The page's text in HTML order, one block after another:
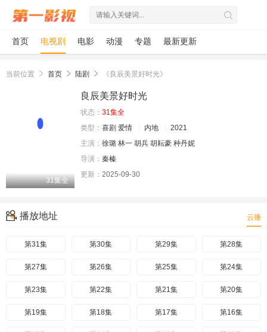
首页 电视剧 电影 动漫 专题 最新更新
当前位置 首页 陆剧 《良辰美景好时光》
31集全
良辰美景好时光
状态： 31集全
类型： 喜剧 爱情 内地
2021
主演： 徐璐 林一 胡兵 胡耘豪 种丹妮
导演： 秦榛
更新： 2025-09-30
播放地址 云播
第31集 第30集 第29集 第28集
第27集 第26集 第25集 第24集
第23集 第22集 第21集 第20集
第19集 第18集 第17集 第16集